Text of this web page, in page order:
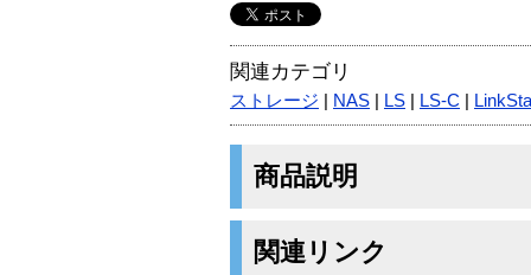
関連カテゴリ
ストレージ NAS LS LS-C
商品説明
関連リンク